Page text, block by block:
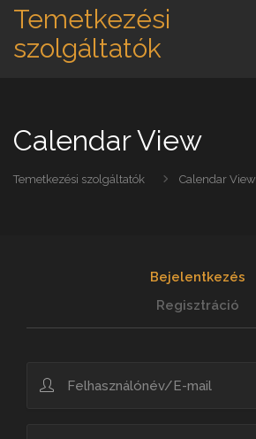
Temetkezési
szolgáltatók
Calendar View
Temetkezési szolgáltatók Calendar View
Bejelentkezés
Regisztráció